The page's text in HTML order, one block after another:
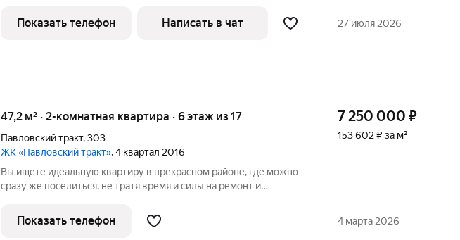
кафель. Кухонный гарнитур в подарок.
Показать телефон Написать в чат 27 июля 2026
47,2 м² · 2-комнатная квартира · 6 этаж из 17
Павловский тракт,303
ЖК «Павловский тракт», 4 квартал 2016
Вы ищете идеальную квартиру в прекрасном районе, где можно
сразу же поселиться, не тратя время и силы на ремонт и
Предлагаем Вашему вниманию двухкомнатную квартиру,
расположенную по адресу Павловский
7 250 000 ₽
153 602 ₽ за м²
Показать телефон 4 марта 2026